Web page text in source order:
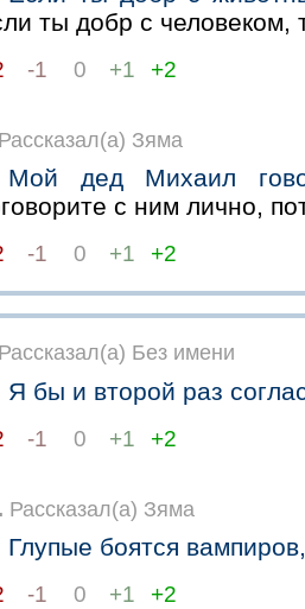
ты добр с человеком,
-1 0 +1 +2
Рассказал(а) Зяма
Мой дед Михаил
с ним лично,
-1 0 +1 +2
Рассказал(а) Без имени
Я бы и второй раз
-1 0 +1 +2
Рассказал(а) Зяма
Глупые боятся вампиров,
-1 0 +1 +2